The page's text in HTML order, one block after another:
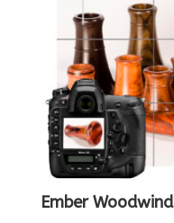
Ember Woodwind